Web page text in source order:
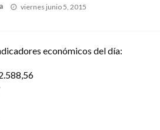
Publicado
viernes junio 5, 2015
económicos del día: